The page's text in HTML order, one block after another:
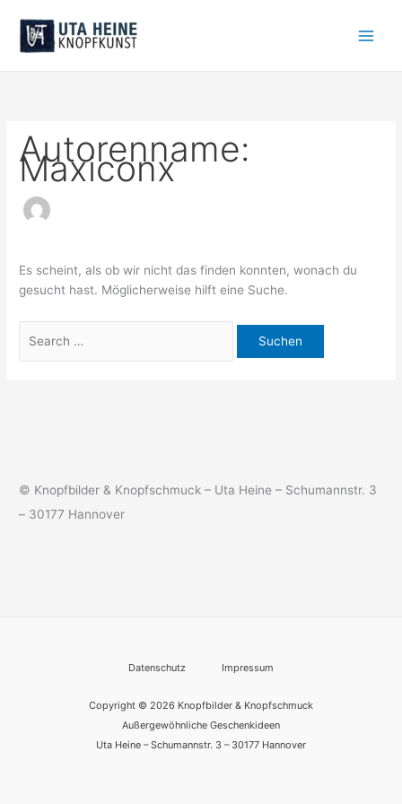
Inhalt
springen
Autorenname:
Maxiconx
Es scheint, als ob wir nicht das finden konnten, wonach du
gesucht hast. Möglicherweise hilft eine Suche.
nach:
© Knopfbilder & Knopfschmuck – Uta Heine – Schumannstr. 3
– 30177 Hannover
Datenschutz Impressum
Copyright © 2026 Knopfbilder & Knopfschmuck
Außergewöhnliche Geschenkideen
Uta Heine – Schumannstr. 3 – 30177 Hannover